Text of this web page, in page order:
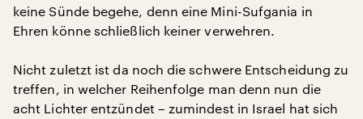
keine Sünde begehe, denn eine Mini-Sufgania in
Ehren könne schließlich keiner verwehren.
Nicht zuletzt ist da noch die schwere Entscheidung zu
treffen, in welcher Reihenfolge man denn nun die
acht Lichter entzündet – zumindest in Israel hat sich